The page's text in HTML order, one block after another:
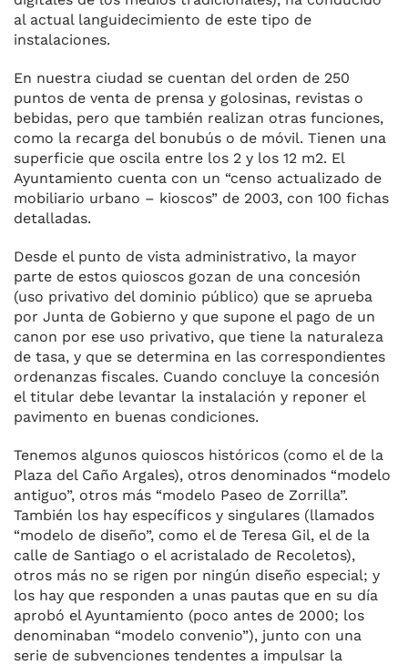
al actual languidecimiento de este tipo de
instalaciones.
En nuestra ciudad se cuentan del orden de 250
puntos de venta de prensa y golosinas, revistas o
bebidas, pero que también realizan otras funciones,
como la recarga del bonubús o de móvil. Tienen una
superficie que oscila entre los 2 y los 12 m2. El
Ayuntamiento cuenta con un “censo actualizado de
mobiliario urbano – kioscos” de 2003, con 100 fichas
detalladas.
Desde el punto de vista administrativo, la mayor
parte de estos quioscos gozan de una concesión
(uso privativo del dominio público) que se aprueba
por Junta de Gobierno y que supone el pago de un
canon por ese uso privativo, que tiene la naturaleza
de tasa, y que se determina en las correspondientes
ordenanzas fiscales. Cuando concluye la concesión
el titular debe levantar la instalación y reponer el
pavimento en buenas condiciones.
Tenemos algunos quioscos históricos (como el de la
Plaza del Caño Argales), otros denominados “modelo
antiguo”, otros más “modelo Paseo de Zorrilla”.
También los hay específicos y singulares (llamados
“modelo de diseño”, como el de Teresa Gil, el de la
calle de Santiago o el acristalado de Recoletos),
otros más no se rigen por ningún diseño especial; y
los hay que responden a unas pautas que en su día
aprobó el Ayuntamiento (poco antes de 2000; los
denominaban “modelo convenio”), junto con una
serie de subvenciones tendentes a impulsar la